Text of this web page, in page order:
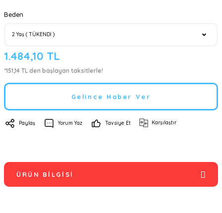
Beden
1.484,10 TL
*151,14 TL den başlayan taksitlerle!
Gelince Haber Ver
Paylaş Yorum Yaz Tavsiye Et Karşılaştır
ÜRÜN BILGISI